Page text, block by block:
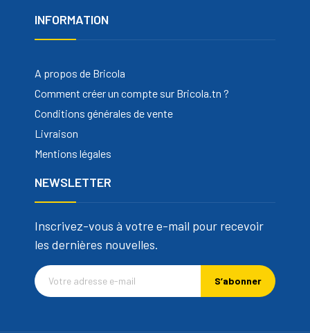
INFORMATION
A propos de Bricola
Comment créer un compte sur Bricola.tn ?
Conditions générales de vente
Livraison
Mentions légales
NEWSLETTER
Inscrivez-vous à votre e-mail pour recevoir
les dernières nouvelles.
S’abonner